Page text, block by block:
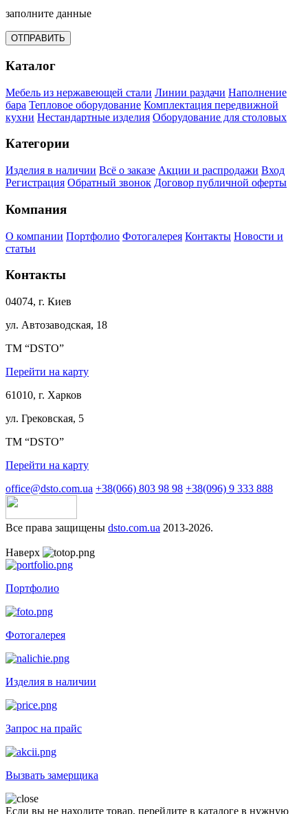
заполните данные
ОТПРАВИТЬ
Каталог
Мебель из нержавеющей стали Линии раздачи Наполнение
бара Тепловое оборудование Комплектация передвижной
кухни Нестандартные изделия Оборудование для столовых
Категории
Изделия в наличии Всё о заказе Акции и распродажи Вход
Регистрация Обратный звонок Договор публичной оферты
Компания
О компании Портфолио Фотогалерея Контакты Новости и
статьи
Контакты
04074, г. Киев
ул. Автозаводская, 18
ТМ “DSTO”
Перейти на карту
61010, г. Харков
ул. Грековская, 5
ТМ “DSTO”
Перейти на карту
office@dsto.com.ua +38(066) 803 98 98 +38(096) 9 333 888
Все права защищены dsto.com.ua 2013-2026.
Наверх
Портфолио
Фотогалерея
Изделия в наличии
Запрос на прайс
Вызвать замерщика
Если вы не находите товар, перейдите в каталоге в нужную